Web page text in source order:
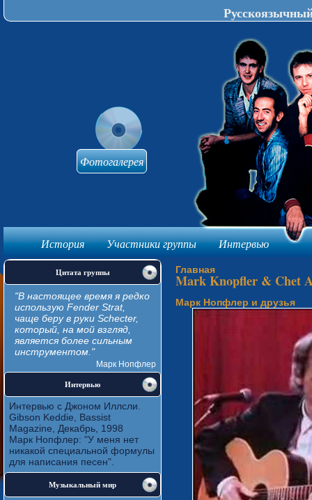
История Участники группы
Интервью
knijki-avtomat
Фотогалерея
Цитата группы
"В настоящее время я редко
использую Fender Strat,
чаще беру в руки Schecter,
который, на мой взгляд,
является более сильным
инструментом."
Марк Нопфлер
Интервью
Интервью с Джоном Иллсли.
Gibson Keddie, Bassist
Magazine, Декабрь, 1998
Марк Нопфлер: "У меня нет
никакой специальной формулы
для написания песен".
Музыкальный мир
Главная
Mark Knopfler & Chet
Марк Нопфлер и друзья